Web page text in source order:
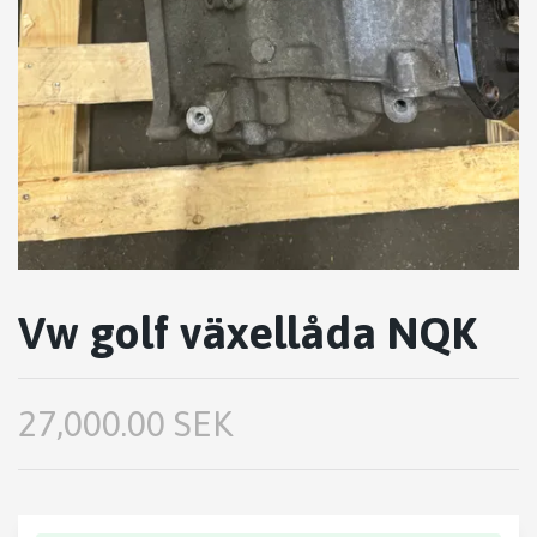
Vw golf växellåda NQK
27,000.00 SEK